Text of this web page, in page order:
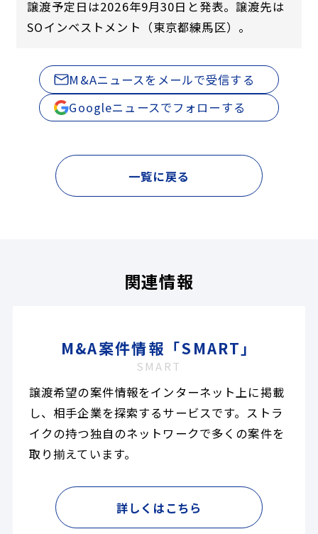
譲渡予定日は2026年9月30日と発表。譲渡先は
SOインベストメント（東京都練馬区）。
M&Aニュースをメールで受信する
Googleニュースでフォローする
一覧に戻る
関連情報
M&A案件情報「SMART」
SMART
譲渡希望の案件情報をインターネット上に掲載
し、相手企業を探索するサービスです。ストラ
イクの持つ独自のネットワークで多くの案件を
取り揃えています。
詳しくはこちら